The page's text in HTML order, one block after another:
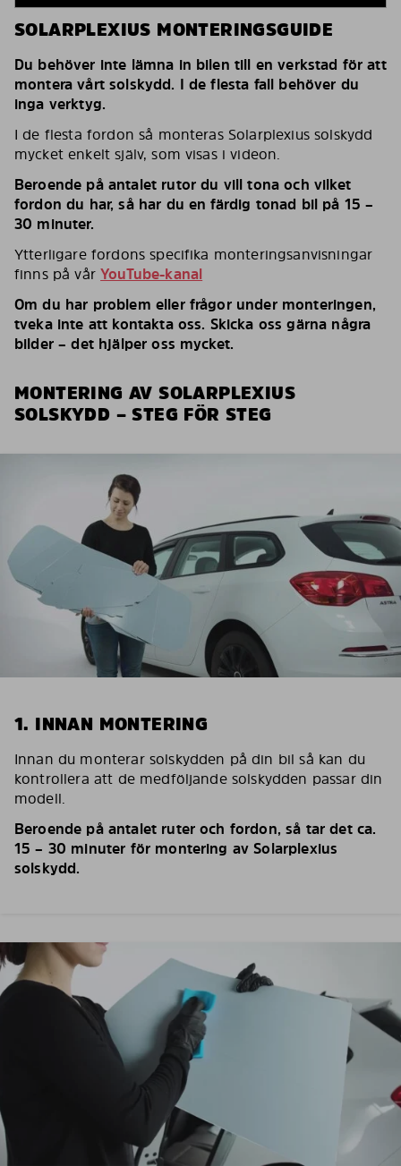
SOLARPLEXIUS MONTERINGSGUIDE
Du behöver inte lämna in bilen till en verkstad för att
montera vårt solskydd. I de flesta fall behöver du
inga verktyg.
I de flesta fordon så monteras Solarplexius solskydd
mycket enkelt själv, som visas i videon.
Beroende på antalet rutor du vill tona och vilket
fordon du har, så har du en färdig tonad bil på 15 –
30 minuter.
Ytterligare fordons specifika monteringsanvisningar
finns på vårYouTube-kanal
Om du har problem eller frågor under monteringen,
tveka inte att kontakta oss. Skicka oss gärna några
bilder – det hjälper oss mycket.
MONTERING AV SOLARPLEXIUS
SOLSKYDD – STEG FÖR STEG
1. INNAN MONTERING
Innan du monterar solskydden på din bil så kan du
kontrollera att de medföljande solskydden passar din
modell.
Beroende på antalet ruter och fordon, så tar det ca.
15 – 30 minuter för montering av Solarplexius
solskydd.